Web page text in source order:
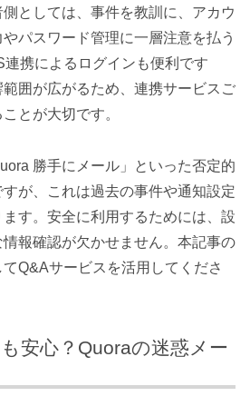
としては、事件を教訓に、アカウ
パスワード管理に一層注意を払う
携によるログインも便利です
囲が広がるため、連携サービスご
とが大切です。
勝手にメール」といった否定的
が、これは過去の事件や通知設定
す。安全に利用するためには、設
報確認が欠かせません。本記事の
Q&Aサービスを活用してくださ
安心？Quoraの迷惑メー